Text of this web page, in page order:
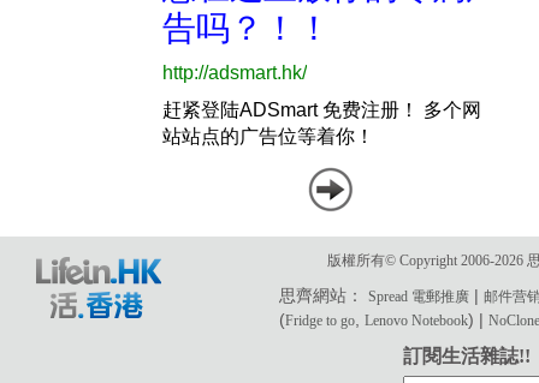
版權所有© Copyright 2006-2026
思齊網站：Spread 電郵推廣 |邮件营
(Fridge to go ,Lenovo Notebook) |